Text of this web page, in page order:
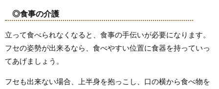
◎食事の介護
立って食べられなくなると、食事の手伝いが必要になります。
フセの姿勢が出来るなら、食べやすい位置に食器を持っていっ
てあげましょう。
フセも出来ない場合、上半身を抱っこし、口の横から食べ物を